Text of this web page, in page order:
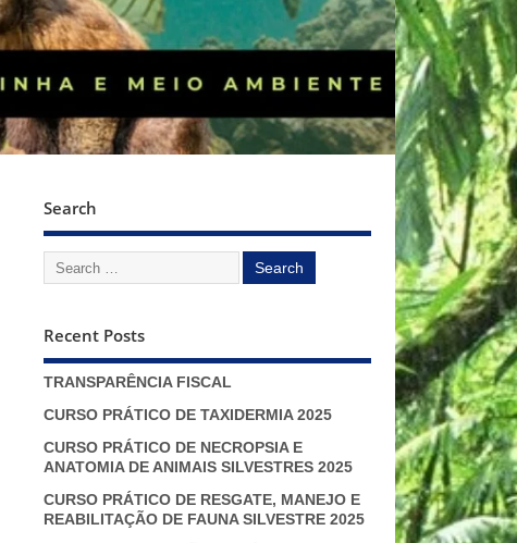
Search
Recent Posts
TRANSPARÊNCIA FISCAL
CURSO PRÁTICO DE TAXIDERMIA 2025
CURSO PRÁTICO DE NECROPSIA E
ANATOMIA DE ANIMAIS SILVESTRES 2025
CURSO PRÁTICO DE RESGATE, MANEJO E
REABILITAÇÃO DE FAUNA SILVESTRE 2025